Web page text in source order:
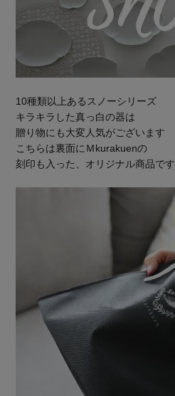
10種類以上あるスノーシリーズ
キラキラした真っ白の器は
贈り物にも大変人気がございます
こちらは裏面にＭkurakuenの
刻印も入った、オリジナル商品です